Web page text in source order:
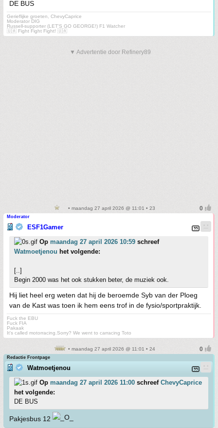
DE BUS
Gerieflijke groeten, ChevyCaprice
Moderator DIG
Russell-supporter (LET'S GO GEORGE!) F1 Watcher
🇺🇦 Fight Fight Fight! 🇺🇦
▼ Advertentie door Refinery89
• maandag 27 april 2026 @ 11:01 • 23
Moderator
ESF1Gamer
Op maandag 27 april 2026 10:59 schreef
Watmoetjenou het volgende:
[..]
Begin 2000 was het ook stukken beter, de muziek ook.
Hij liet heel erg weten dat hij de beroemde Syb van der Ploeg
van de Kast was toen ik hem eens trof in de fysio/sportpraktijk.
Fuck the EBU
Fuck FIA
Pakaak
It's called motorracing.Sorry? We went to carracing Toto
• maandag 27 april 2026 @ 11:01 • 24
Redactie Frontpage
Watmoetjenou
Op maandag 27 april 2026 11:00 schreef ChevyCaprice
het volgende:
DE BUS
Pakjesbus 12